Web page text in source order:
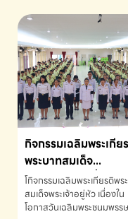
กิจกรรมเฉลิมพระเกีย
พระบาทสมเด็จ
พระเจ้าอยู่หัว เนื่องใน
โอกาสวันเฉลิม
พระชนมพรรษา
โกิจกรรมเฉลิมพระเกียรติพร
สมเด็จพระเจ้าอยู่หัว เนื่องใน
โอกาสวันเฉลิมพระชนมพรร